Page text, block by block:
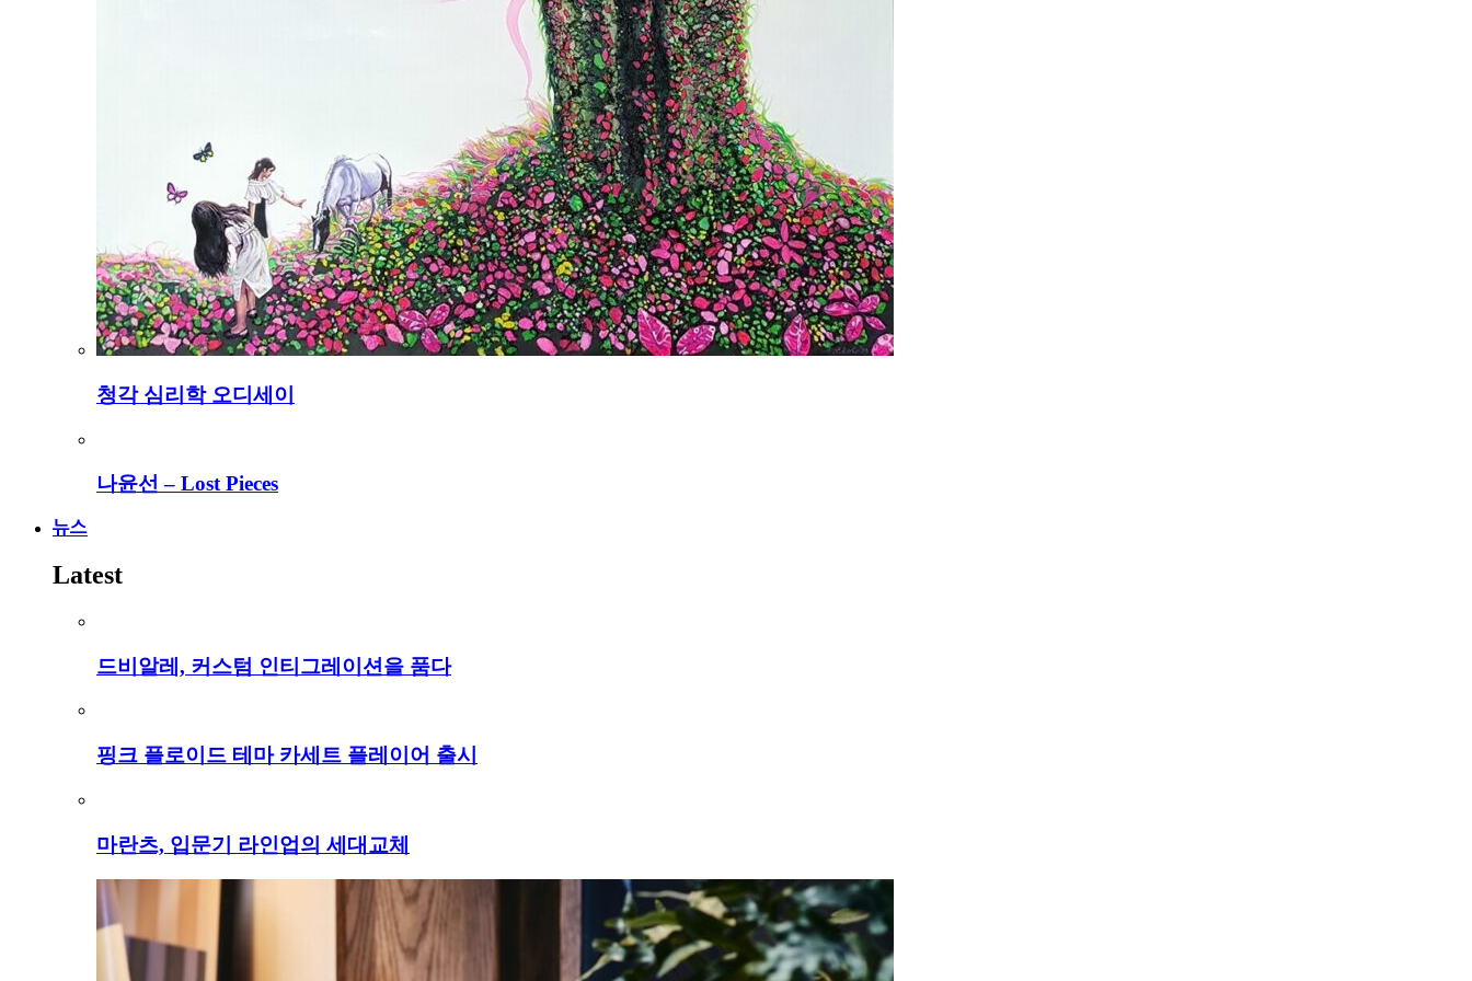
청각 심리학 오디세이
나윤선 – Lost Pieces
뉴스
Latest
드비알레, 커스텀 인티그레이션을 품다
핑크 플로이드 테마 카세트 플레이어 출시
마란츠, 입문기 라인업의 세대교체